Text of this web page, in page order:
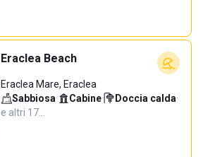
Eraclea Beach
Eraclea Mare, Eraclea
Sabbiosa· Cabine· Doccia calda·
e altri 17…